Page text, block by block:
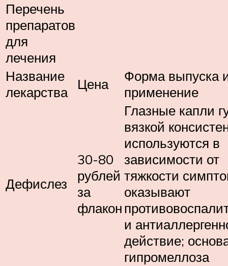
Перечень
препаратов
для
лечения
Название
лекарства
Цена
Форма выпуска
применение
Дефислез
30-80
рублей
за
флакон
Глазные капли
вязкой
используются в
зависимости от
тяжкости
оказывают
и
действие;
гипромеллоза